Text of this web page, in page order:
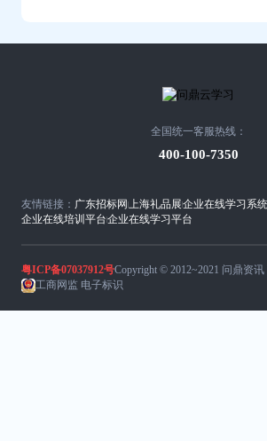
友情链接： 广东招标网 上海礼品展企业在线学习系统
企业在线培训平台企业在线学习平台
全国统一客服热线：
400-100-7350
粤ICP备07037912号Copyright © 2012~2021 问鼎资讯
工商网监 电子标识